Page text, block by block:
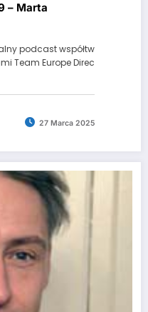
– Marta
podcast współtw
Team Europe Direc
27 Marca 2025